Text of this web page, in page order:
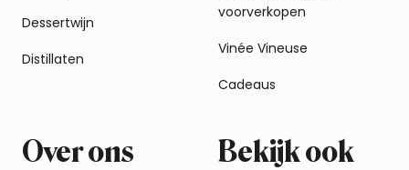
Dessertwijn
Distillaten
voorverkopen
Vinée Vineuse
Cadeaus
Over ons Bekijk ook